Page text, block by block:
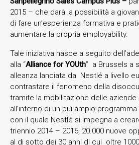
2015 – che darà la possibilità a
di fare un’esperienza formativa e
aumentare la propria employability.
Tale iniziativa nasce a seguito
alla “Alliance for YOUth” a Brussels a
alleanza lanciata da Nestlé a livello
contrastare il fenomeno della
tramite la mobilitazione delle aziende
all’interno di un più ampio programma
con il quale Nestlé si impegna a
triennio 2014 – 2016, 20.000 nuove
al di sotto dei 30 anni di cui oltre